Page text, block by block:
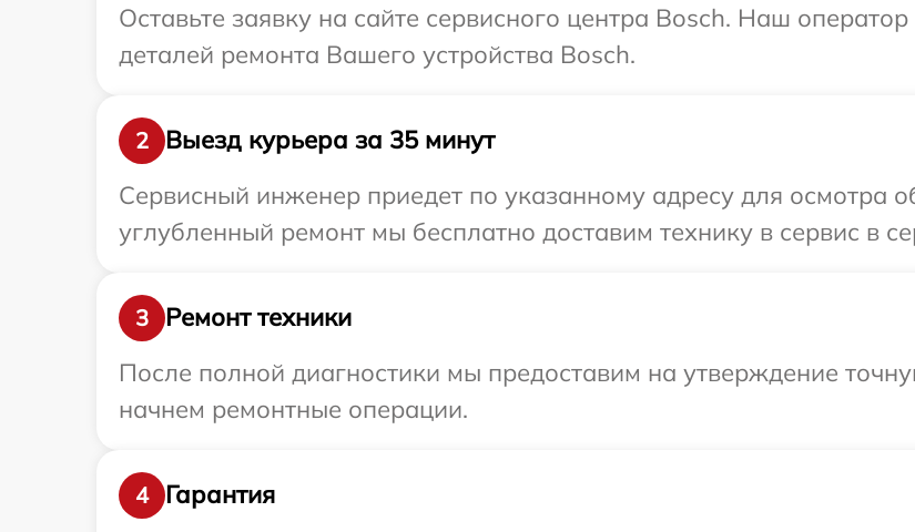
Оставьте заявку на сайте сервисного центра Bosch. Наш
деталей ремонта Вашего устройства Bosch.
2
Выезд курьера за 35 минут
Сервисный инженер приедет по указанному адресу для осмотра
углубленный ремонт мы бесплатно доставим технику в сервис в
3
Ремонт техники
После полной диагностики мы предоставим на утверждение
начнем ремонтные операции.
4
Гарантия